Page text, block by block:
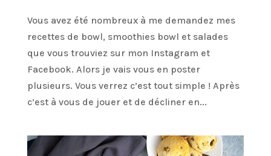
Vous avez été nombreux à me demandez mes
recettes de bowl, smoothies bowl et salades
que vous trouviez sur mon Instagram et
Facebook. Alors je vais vous en poster
plusieurs. Vous verrez c’est tout simple ! Après
c’est à vous de jouer et de décliner en...